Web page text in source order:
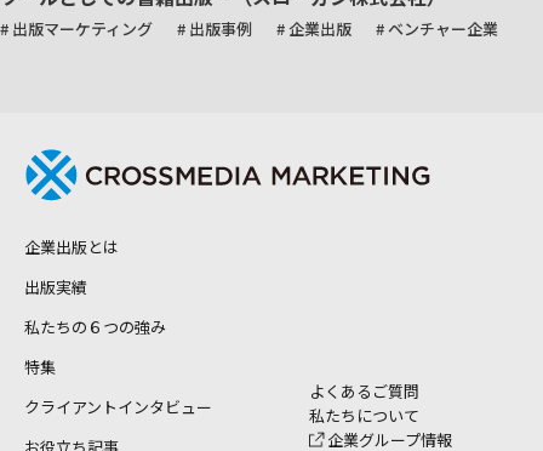
# 出版マーケティング # 出版事例 # 企業出版 # ベンチャー企業
企業出版とは
出版実績
私たちの６つの強み
特集
クライアントインタビュー
よくあるご質問
私たちについて
企業グループ情報